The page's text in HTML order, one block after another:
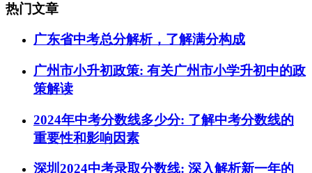
热门文章
广东省中考总分解析，了解满分构成
广州市小升初政策: 有关广州市小学升初中的政
策解读
2024年中考分数线多少分: 了解中考分数线的
重要性和影响因素
深圳2024中考录取分数线: 深入解析新一年的